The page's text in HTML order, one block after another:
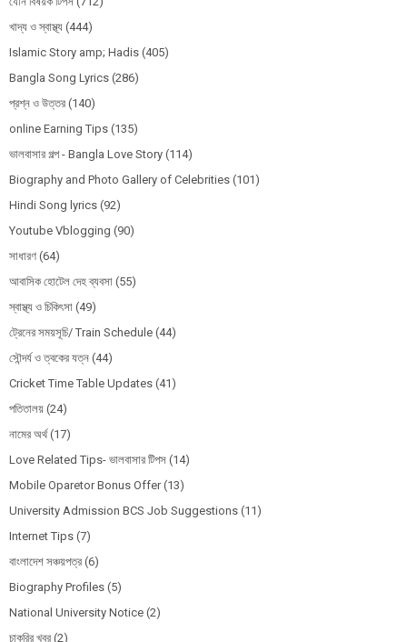
খাদ্য ও স্বাস্থ্য (444)
Islamic Story amp; Hadis (405)
Bangla Song Lyrics (286)
প্রশ্ন ও উত্তর (140)
online Earning Tips (135)
ভালবাসার গল্প - Bangla Love Story (114)
Biography and Photo Gallery of Celebrities (101)
Hindi Song lyrics (92)
Youtube Vblogging (90)
সাধারণ (64)
আবাসিক হোটেল দেহ ব্যবসা (55)
স্বাস্থ্য ও চিকিৎসা (49)
ট্রেনের সময়সূচি/ Train Schedule (44)
সৌন্দর্য ও ত্বকের যত্ন (44)
Cricket Time Table Updates (41)
পতিতালয় (24)
নামের অর্থ (17)
Love Related Tips- ভালবাসার টিপস (14)
Mobile Oparetor Bonus Offer (13)
University Admission BCS Job Suggestions (11)
Internet Tips (7)
বাংলাদেশ সঞ্চয়পত্র (6)
Biography Profiles (5)
National University Notice (2)
চাকরির খবর (2)